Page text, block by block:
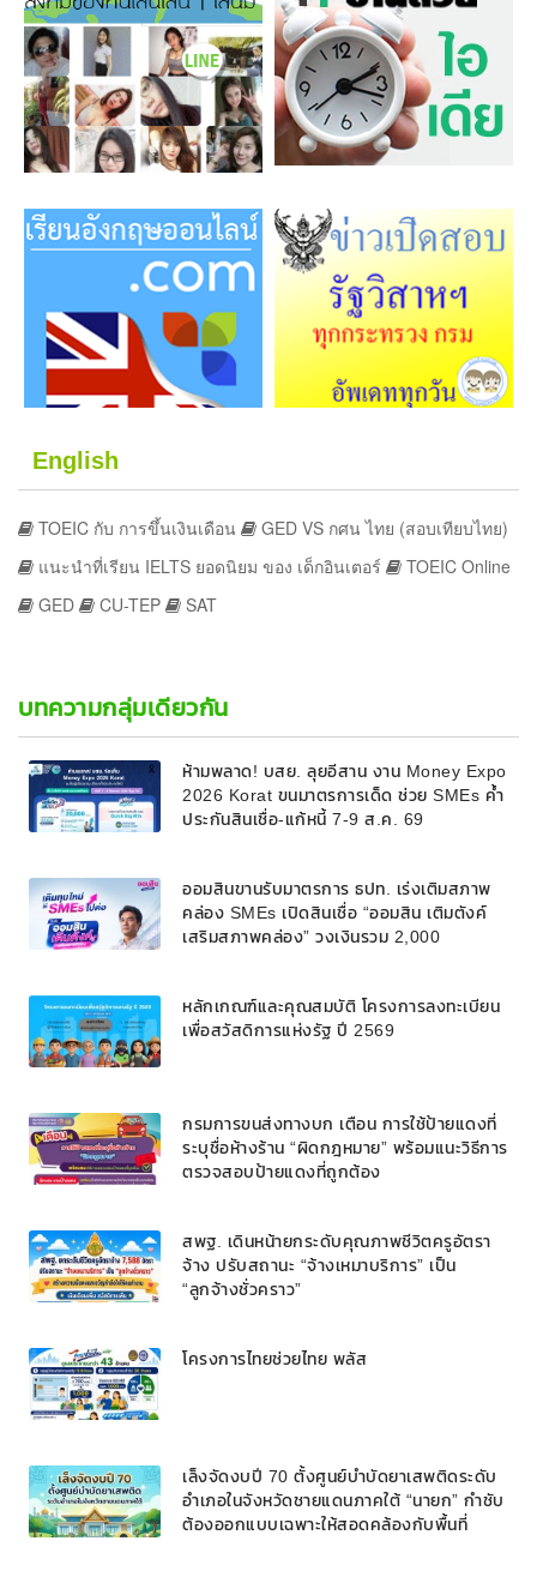
English
TOEIC กับ การขึ้นเงินเดือน
GED VS กศน ไทย (สอบเทียบไทย)
แนะนำที่เรียน IELTS ยอดนิยม ของ เด็กอินเตอร์
TOEIC Online
GED
CU-TEP SAT
บทความกลุ่มเดียวกัน
ห้ามพลาด! บสย. ลุยอีสาน งาน Money Expo
2026 Korat ขนมาตรการเด็ด ช่วย SMEs ค้ำ
ประกันสินเชื่อ-แก้หนี้ 7-9 ส.ค. 69
ออมสินขานรับมาตรการ ธปท. เร่งเติมสภาพ
คล่อง SMEs เปิดสินเชื่อ “ออมสิน เติมตังค์
เสริมสภาพคล่อง” วงเงินรวม 2,000
หลักเกณฑ์และคุณสมบัติ โครงการลงทะเบียน
เพื่อสวัสดิการแห่งรัฐ ปี 2569
กรมการขนส่งทางบก เตือน การใช้ป้ายแดงที่
ระบุชื่อห้างร้าน “ผิดกฎหมาย” พร้อมแนะวิธีการ
ตรวจสอบป้ายแดงที่ถูกต้อง
สพฐ. เดินหน้ายกระดับคุณภาพชีวิตครูอัตรา
จ้าง ปรับสถานะ “จ้างเหมาบริการ” เป็น
“ลูกจ้างชั่วคราว”
โครงการไทยช่วยไทย พลัส
เล็งจัดงบปี 70 ตั้งศูนย์บำบัดยาเสพติดระดับ
อำเภอในจังหวัดชายแดนภาคใต้ “นายก” กำชับ
ต้องออกแบบเฉพาะให้สอดคล้องกับพื้นที่